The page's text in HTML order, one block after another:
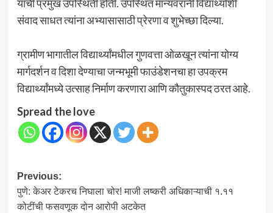
यांची प्रमुख उपस्थिती होती. उपस्थित मान्यवरांनी विद्यार्थ्यांशी
संवाद साधत त्यांना अभ्यासासाठी प्रेरणा व शुभेच्छा दिल्या.
ग्रामीण भागातील विद्यार्थ्यांमधील गुणवत्ता ओळखून त्यांना योग्य
मार्गदर्शन व दिशा देण्याचा जन्मभूमी फाउंडेशनचा हा उपक्रम
विद्यार्थ्यांमध्ये उत्साह निर्माण करणारा आणि कौतुकास्पद ठरत आहे.
Spread the love
Post
navigation
Previous:
पुणे: केअर टेकरच निघाला चोर! माजी लष्करी अधिकाऱ्याची १.११
कोटींची फसवणूक दोन आरोपी अटकेत